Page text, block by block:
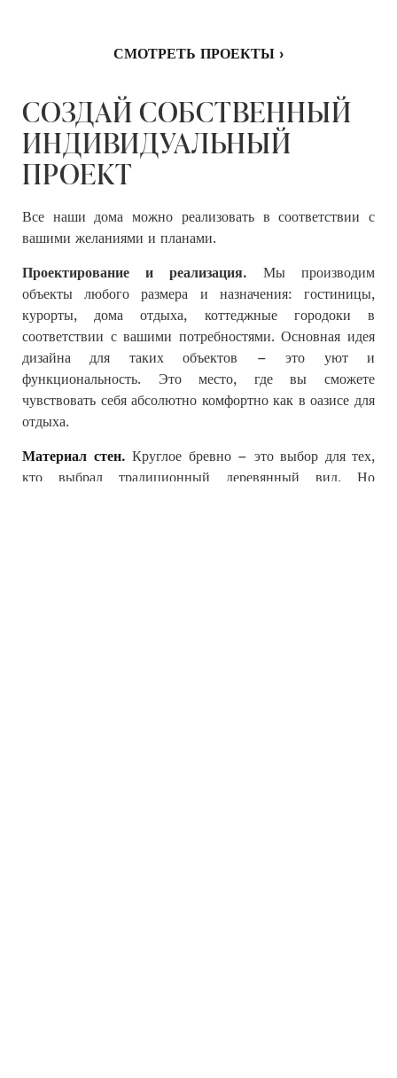
СМОТРЕТЬ ПРОЕКТЫ ›
СОЗДАЙ СОБСТВЕННЫЙ
ИНДИВИДУАЛЬНЫЙ
ПРОЕКТ
Все наши дома можно реализовать в соответствии с
вашими желаниями и планами.
Проектирование и реализация. Мы производим
объекты любого размера и назначения: гостиницы,
курорты, дома отдыха, коттеджные городоки в
соответствии с вашими потребностями. Основная идея
дизайна для таких объектов – это уют и
функциональность. Это место, где вы сможете
чувствовать себя абсолютно комфортно как в оазисе для
отдыха.
Материал стен. Круглое бревно – это выбор для тех,
кто выбрал традиционный деревянный вид. Но